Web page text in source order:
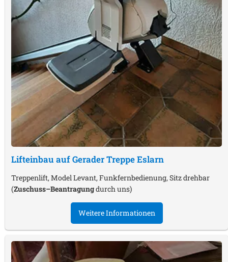
Lifteinbau auf Gerader TreppeEslarn
Treppenlift, Model Levant, Funkfernbedienung, Sitz drehbar
(Zuschuss–Beantragungdurch uns)
Weitere Informationen